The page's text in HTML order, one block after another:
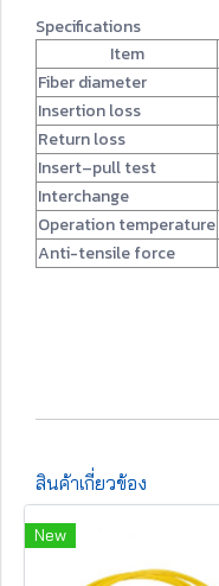
Specifications
Item
Fiber diameter
Insertion loss
Return loss
Insert–pull test
Interchange
Operation temperature
Anti-tensile force
สินค้าเกี่ยวข้อง
New